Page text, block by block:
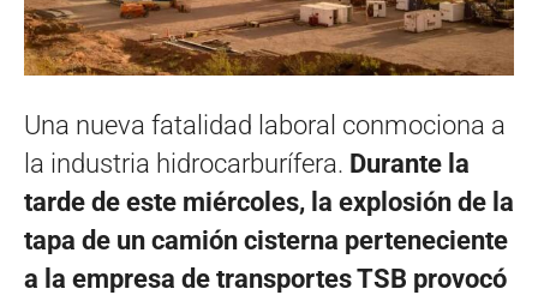
Una nueva fatalidad laboral conmociona a
la industria hidrocarburífera. Durante la
tarde de este miércoles, la explosión de la
tapa de un camión cisterna perteneciente
a la empresa de transportes TSB provocó